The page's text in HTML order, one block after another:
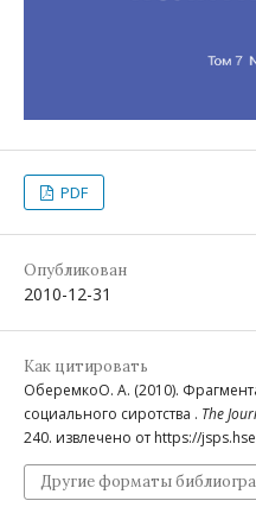
PDF
Опубликован
2010-12-31
Как цитировать
ОберемкоО. А. (2010).
социального сиротства . The
240. извлечено от https://
Другие форматы